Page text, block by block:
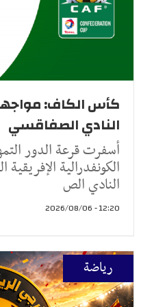
كأس الكاف:
النادي الصفاقسي
أسفرت قرعة الدور
الكونفدرالية
النادي الص
12:20 - 2026/08/06
رياضة